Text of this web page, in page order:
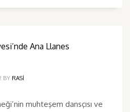
Ana Llanes
BY RASI
muhteşem dansçısı ve